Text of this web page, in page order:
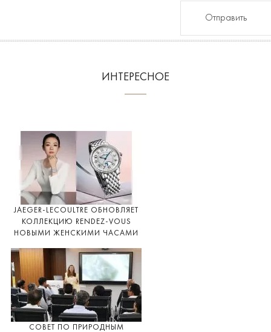
Отправить
ИНТЕРЕСНОЕ
JAEGER-LECOULTRE ОБНОВЛЯЕТ
КОЛЛЕКЦИЮ RENDEZ-VOUS
НОВЫМИ ЖЕНСКИМИ ЧАСАМИ
СОВЕТ ПО ПРИРОДНЫМ